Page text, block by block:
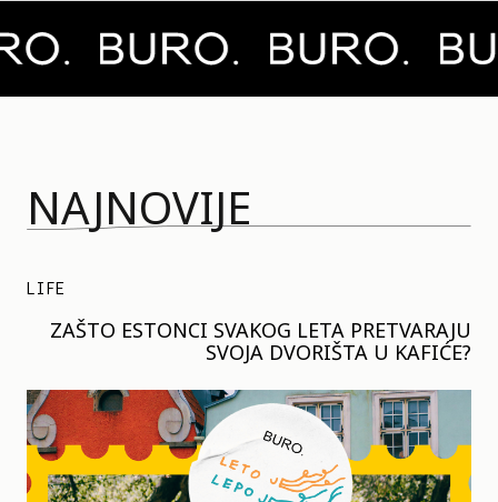
NAJNOVIJE
LIFE
ZAŠTO ESTONCI SVAKOG LETA PRETVARAJU
SVOJA DVORIŠTA U KAFIĆE?